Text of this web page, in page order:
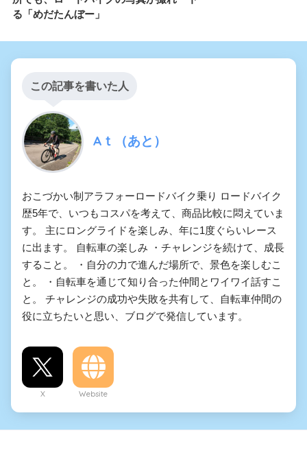
る「めだたんぼー」
この記事を書いた人
Aｔ（あと）
おこづかい制アラフォーロードバイク乗り ロードバイク
歴5年で、いつもコスパを考えて、商品比較に悶えていま
す。 主にロングライドを楽しみ、年に1度ぐらいレース
に出ます。 自転車の楽しみ ・チャレンジを続けて、成長
すること。 ・自分の力で進んだ場所で、景色を楽しむこ
と。 ・自転車を通じて知り合った仲間とワイワイ話すこ
と。 チャレンジの成功や失敗を共有して、自転車仲間の
役に立ちたいと思い、ブログで発信しています。
X Website